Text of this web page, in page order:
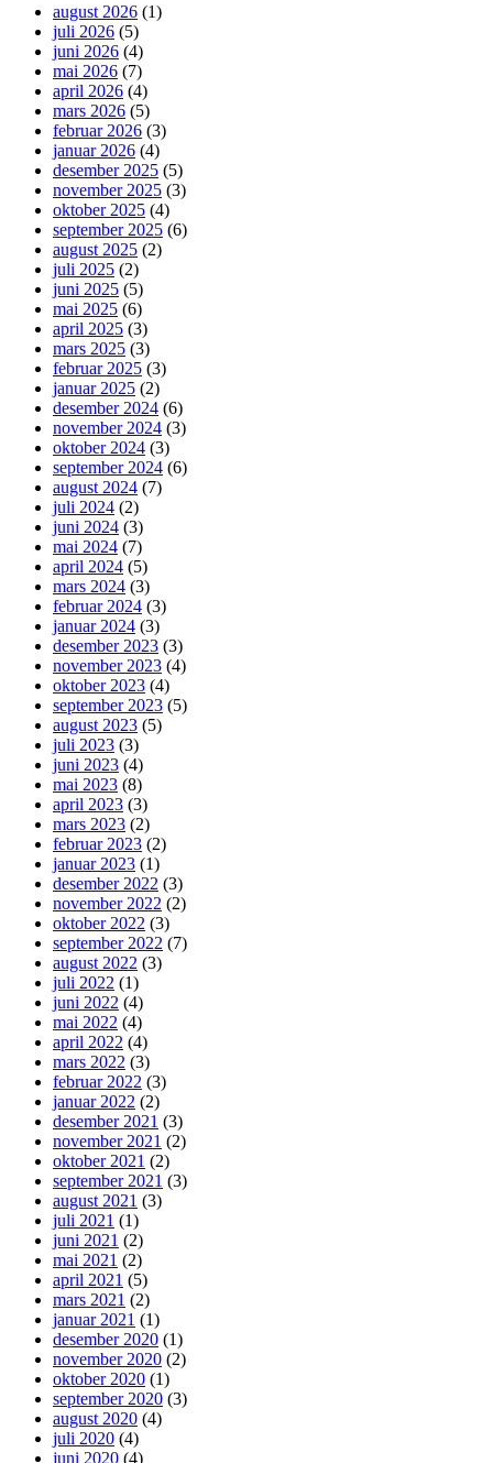
august 2026 (1)
juli 2026 (5)
juni 2026 (4)
mai 2026 (7)
april 2026 (4)
mars 2026 (5)
februar 2026 (3)
januar 2026 (4)
desember 2025 (5)
november 2025 (3)
oktober 2025 (4)
september 2025 (6)
august 2025 (2)
juli 2025 (2)
juni 2025 (5)
mai 2025 (6)
april 2025 (3)
mars 2025 (3)
februar 2025 (3)
januar 2025 (2)
desember 2024 (6)
november 2024 (3)
oktober 2024 (3)
september 2024 (6)
august 2024 (7)
juli 2024 (2)
juni 2024 (3)
mai 2024 (7)
april 2024 (5)
mars 2024 (3)
februar 2024 (3)
januar 2024 (3)
desember 2023 (3)
november 2023 (4)
oktober 2023 (4)
september 2023 (5)
august 2023 (5)
juli 2023 (3)
juni 2023 (4)
mai 2023 (8)
april 2023 (3)
mars 2023 (2)
februar 2023 (2)
januar 2023 (1)
desember 2022 (3)
november 2022 (2)
oktober 2022 (3)
september 2022 (7)
august 2022 (3)
juli 2022 (1)
juni 2022 (4)
mai 2022 (4)
april 2022 (4)
mars 2022 (3)
februar 2022 (3)
januar 2022 (2)
desember 2021 (3)
november 2021 (2)
oktober 2021 (2)
september 2021 (3)
august 2021 (3)
juli 2021 (1)
juni 2021 (2)
mai 2021 (2)
april 2021 (5)
mars 2021 (2)
januar 2021 (1)
desember 2020 (1)
november 2020 (2)
oktober 2020 (1)
september 2020 (3)
august 2020 (4)
juli 2020 (4)
juni 2020 (4)